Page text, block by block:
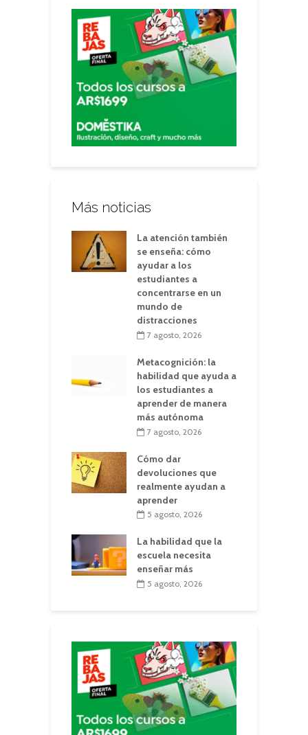
Más noticias
La atención también
se enseña: cómo
ayudar a los
estudiantes a
concentrarse en un
mundo de
distracciones
7 agosto, 2026
Metacognición: la
habilidad que ayuda a
los estudiantes a
aprender de manera
más autónoma
7 agosto, 2026
Cómo dar
devoluciones que
realmente ayudan a
aprender
5 agosto, 2026
La habilidad que la
escuela necesita
enseñar más
5 agosto, 2026